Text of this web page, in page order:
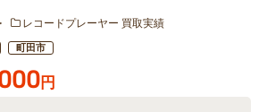
レコードプレーヤー 買取実績
町田市
円